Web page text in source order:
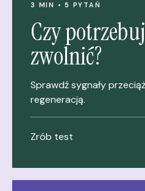
3 MIN • 5 PYTAŃ
Czy
zwolnić?
Sprawdź sygnały
regeneracją.
Zrób test